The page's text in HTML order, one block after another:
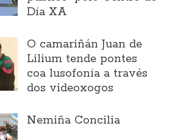
Día XA
O camariñán Juan de
Lilium tende pontes
coa lusofonía a través
dos videoxogos
Nemiña Concilia